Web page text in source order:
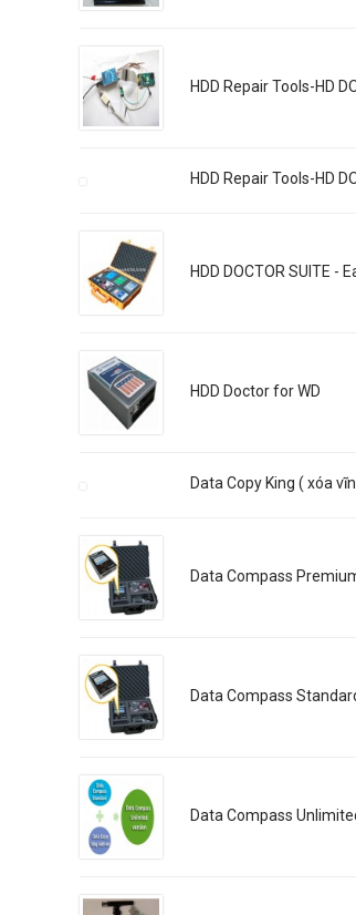
HDD Repair Tools-HD
HDD Repair Tools-HD
HDD DOCTOR SUITE -
HDD Doctor for WD
Data Copy King ( xóa
Data Compass
Data Compass
Data Compass